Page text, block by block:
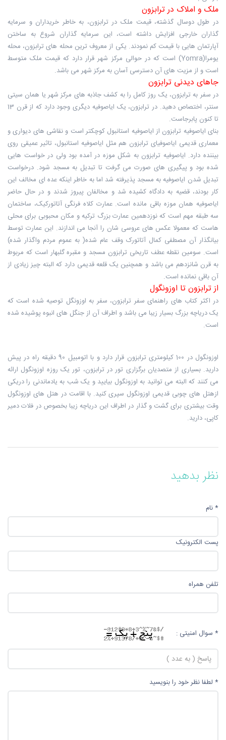
ملک و املاک در ترابزون
در طول دوسال گذشته، قیمت ملک در ترابزون، به خاطر خریداران و سرمایه
گذاران خارجی افزایش داشته است، این سرمایه گذاران شروع به ساختن
آپارتمان هایی با قیمت کم نمودند. یکی از معروف ترین محله های ترابزون، محله
یومرا(Yomra) است که در حوالی مرکز شهر قرار دارد که قیمت ملک متوسط
است و از مزیت های آن دسترسی آسان به مرکز شهر می باشد.
جاهای دیدنی ترابزون
در سفر به ترابزون، یک روز کامل را به کشف جاذبه های مرکز شهر یا همان سیتی
سنتر، اختصاص دهید. در ترابزون، یک ایاصوفیه دیگری وجود دارد که از قرن 13
تا کنون پابرجاست.
بنای ایاصوفیه ترابزون از ایاصوفیه استانبول کوچکتر است و نقاشی های دیواری و
معماری قدیمی ایاصوفیای ترابزون هم مثل ایاصوفیه استانبول، تاثیر عمیقی روی
بیننده دارد. ایاصوفیه ترابزون به شکل موزه در آمده بود ولی در خواست هایی
شده بود و پیگیری های صورت می گرفت تا تبدیل به مسجد شود. درخواست
تبدیل شدن ایاصوفیه به مسجد پذیرفته شد اما به خاطر اینکه عده ای مخالف این
کار بودند، قضیه به دادگاه کشیده شد و مخالفان پیروز شدند و در حال حاضر
ایاصوفیه همان موزه باقی مانده است. عمارت کلاه فرنگی آتاتورکیک، ساختمان
سه طبقه مهم است که نوزدهمین عمارت بزرگ ترکیه و مکان محبوبی برای محلی
هاست که معمولا عکس های عروسی شان را آنجا می اندازند. این عمارت توسط
بیانگذار آن مصطفی کمال آتاتورک وقف عام شده( به عموم مردم واگذار شده)
است. سومین نقطه عطف تاریخی ترابزون مسجد و مقبره گلبهار است که مربوط
به قرن شانزدهم می باشد و همچنین یک قلعه قدیمی دارد که البته چیز زیادی از
آن باقی نمانده است.
از ترابزون تا اوزونگول
در اکثر کتاب های راهنمای سفر ترابزون، سفر به اوزونگل توصیه شده است که
یک دریاچه بزرگ بسیار زیبا می باشد و اطراف آن از جنگل های انبوه پوشیده شده
است.
اوزونگول در 100 کیلومتری ترابزون قرار دارد و با اتومبیل 90 دقیقه راه در پیش
دارید. بسیاری از متصدیان برگزاری تور در ترابزون، تور یک روزه اوزونگول ارائه
می کنند که البته می توانید به اوزونگول بیایید و یک شب به یادماندنی را دریکی
ازهتل های چوبی قدیمی اوزونگول سپری کنید. با اقامت در هتل های اوزونگول
وقت بیشتری برای گشت و گذار در اطراف این دریاچه زیبا بخصوص در فلات دمیر
کاپی، دارید.
نظر بدهید
* نام
پست الکترونیک
تلفن همراه
* سوال امنیتی :
* لطفا نظر خود را بنویسید